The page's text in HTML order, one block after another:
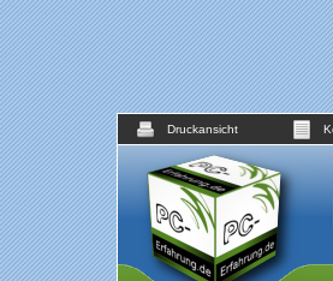
Druckansicht